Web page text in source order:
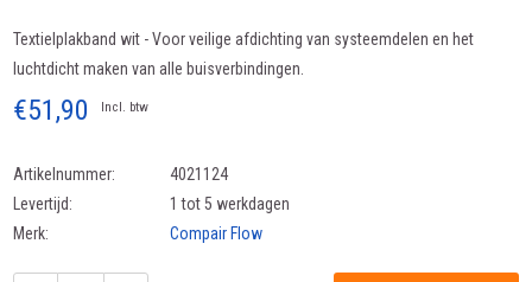
Textielplakband wit - Voor veilige afdichting van systeemdelen en het
luchtdicht maken van alle buisverbindingen.
€51,90 Incl. btw
Artikelnummer:
4021124
Levertijd:
1 tot 5 werkdagen
Merk:
Compair Flow